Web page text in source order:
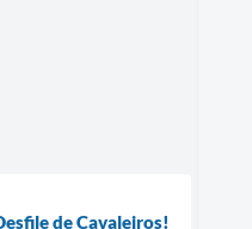
de Cavaleiros!